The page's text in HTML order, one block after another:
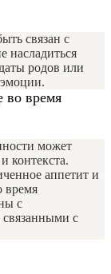
связан с
насладиться
родов или
во время
может
контекста.
аппетит и
время
с
с